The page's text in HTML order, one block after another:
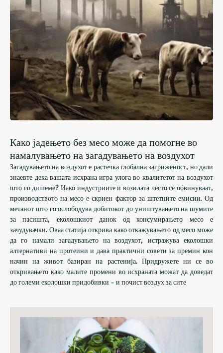
Како јадењето без месо може да помогне во
намалувањето на загадувањето на воздухот
Загадувањето на воздухот е растечка глобална загриженост, но дали
знаевте дека вашата исхрана игра улога во квалитетот на воздухот
што го дишеме? Иако индустриите и возилата често се обвинуваат,
производството на месо е скриен фактор за штетните емисии. Од
метанот што го ослободува добитокот до уништувањето на шумите
за пасишта, еколошкиот данок од консумирањето месо е
зачудувачки. Оваа статија открива како откажувањето од месо може
да го намали загадувањето на воздухот, истражува еколошки
алтернативи на протеини и дава практични совети за премин кон
начин на живот базиран на растенија. Придружете ни се во
откривањето како малите промени во исхраната можат да доведат
до големи еколошки придобивки - и почист воздух за сите